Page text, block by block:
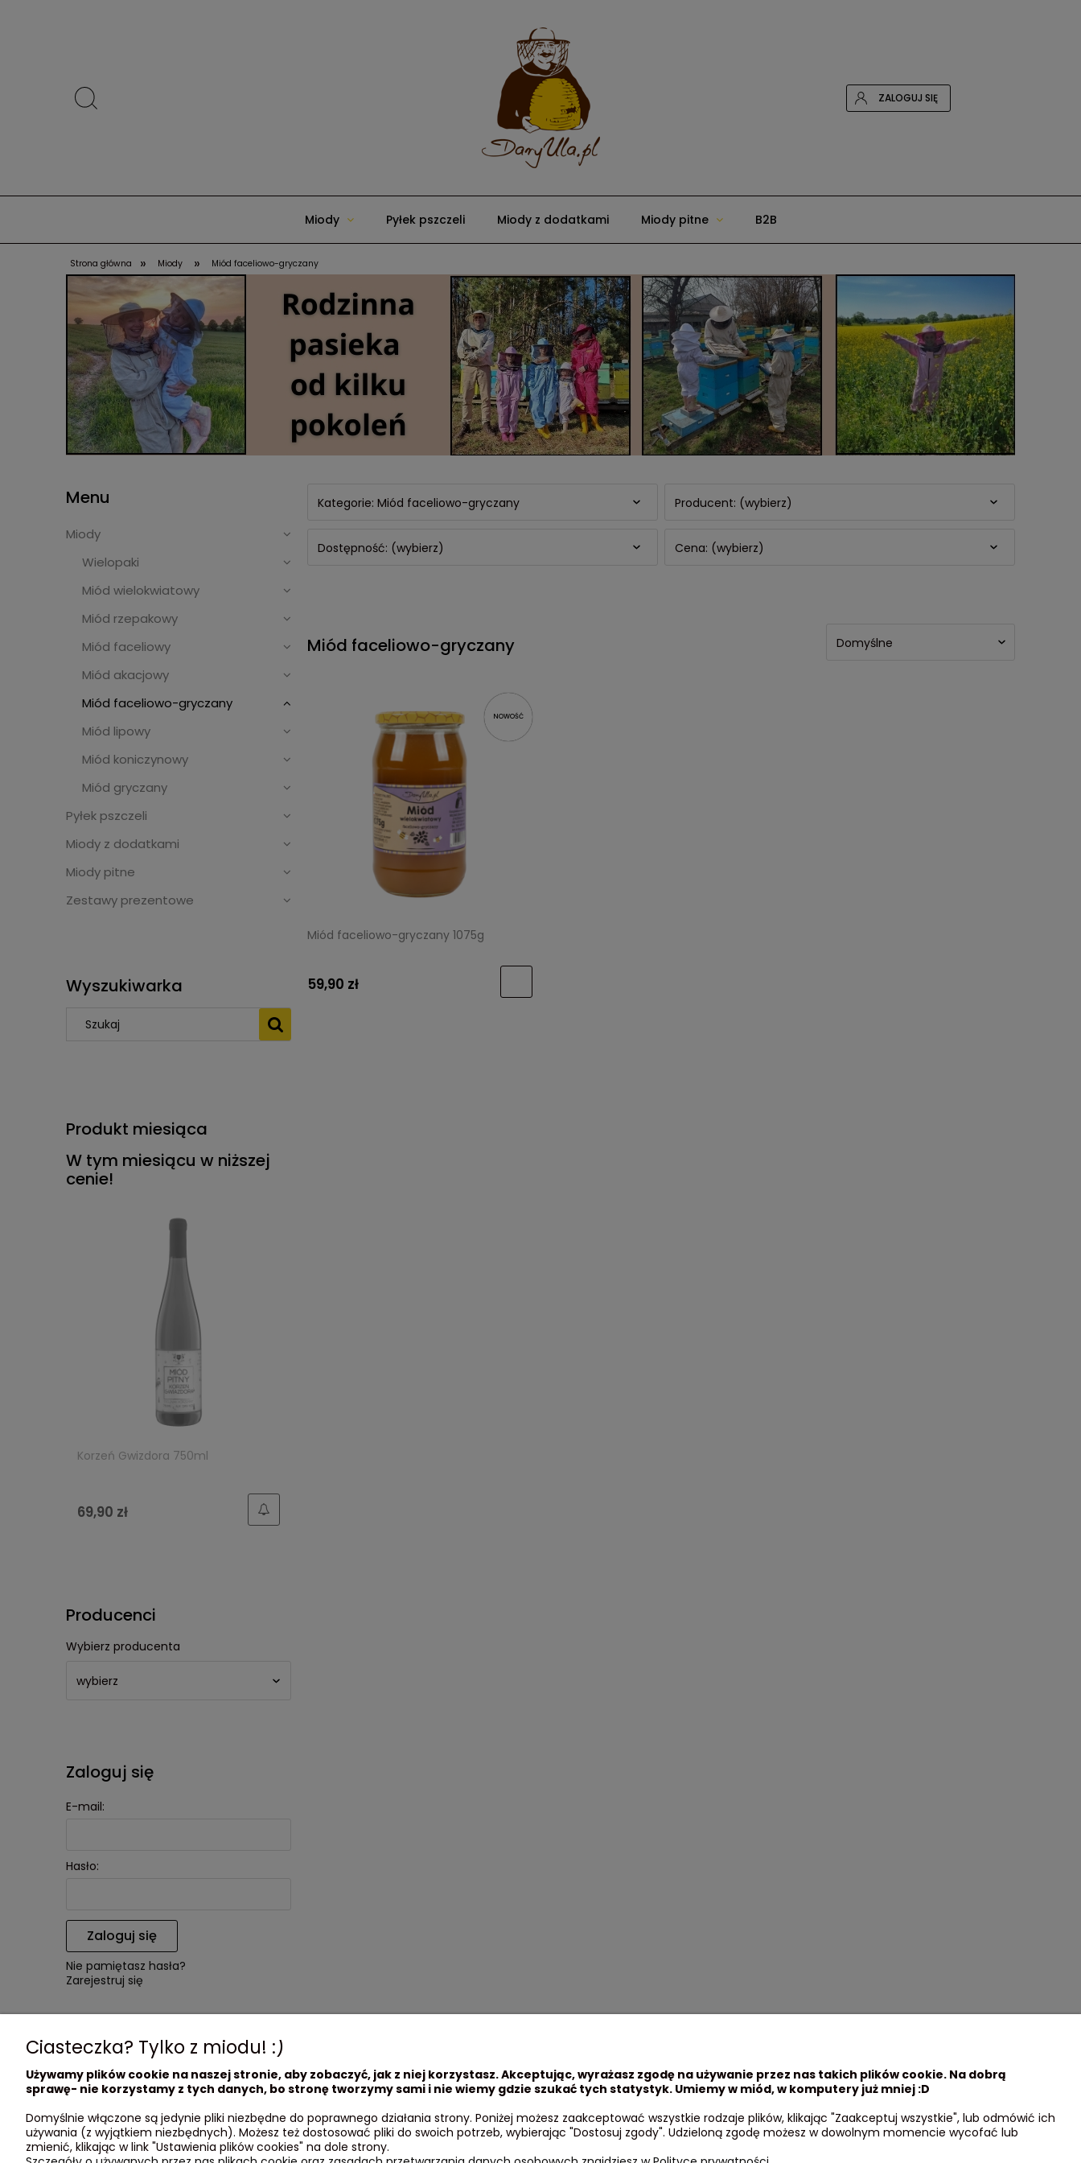
ZALOGUJ SIĘ
Miody Pyłek pszczeli Miody z dodatkami Miody pitne B2B
Strona główna » Miody » Miód faceliowo-gryczany
Menu
Miody
Wielopaki
Miód wielokwiatowy
Miód rzepakowy
Miód faceliowy
Miód akacjowy
Miód faceliowo-gryczany
Miód lipowy
Miód koniczynowy
Miód gryczany
Pyłek pszczeli
Miody z dodatkami
Miody pitne
Zestawy prezentowe
Wyszukiwarka
Produkt miesiąca
W tym miesiącu w niższej
cenie!
Korzeń Gwizdora 750ml
69,90 zł
Producenci
Wybierz producenta
Zaloguj się
E-mail:
Hasło:
Zaloguj się
Nie pamiętasz hasła?
Zarejestruj się
Kategorie: Miód faceliowo-gryczany Producent: (wybierz)
Dostępność: (wybierz) Cena: (wybierz)
Miód faceliowo-gryczany
Miód faceliowo-gryczany 1075g
59,90 zł
NOWOŚĆ
O nas
Kontakt i dane firmy
B2B
Obsługa klienta
Metody płatności
Czas i koszty dostawy
Pomoc
Regulamin
Polityka prywatności
Moje konto
Twoje zamówienia
Ciasteczka? Tylko z miodu! :)
Używamy plików cookie na naszej stronie, aby zobaczyć, jak z niej korzystasz. Akceptując, wyrażasz zgodę na używanie przez nas takich plików cookie. Na dobrą
sprawę- nie korzystamy z tych danych, bo stronę tworzymy sami i nie wiemy gdzie szukać tych statystyk. Umiemy w miód, w komputery już mniej :D
Domyślnie włączone są jedynie pliki niezbędne do poprawnego działania strony. Poniżej możesz zaakceptować wszystkie rodzaje plików, klikając "Zaakceptuj wszystkie", lub odmówić ich
używania (z wyjątkiem niezbędnych). Możesz też dostosować pliki do swoich potrzeb, wybierając "Dostosuj zgody". Udzieloną zgodę możesz w dowolnym momencie wycofać lub
zmienić, klikając w link "Ustawienia plików cookies" na dole strony.